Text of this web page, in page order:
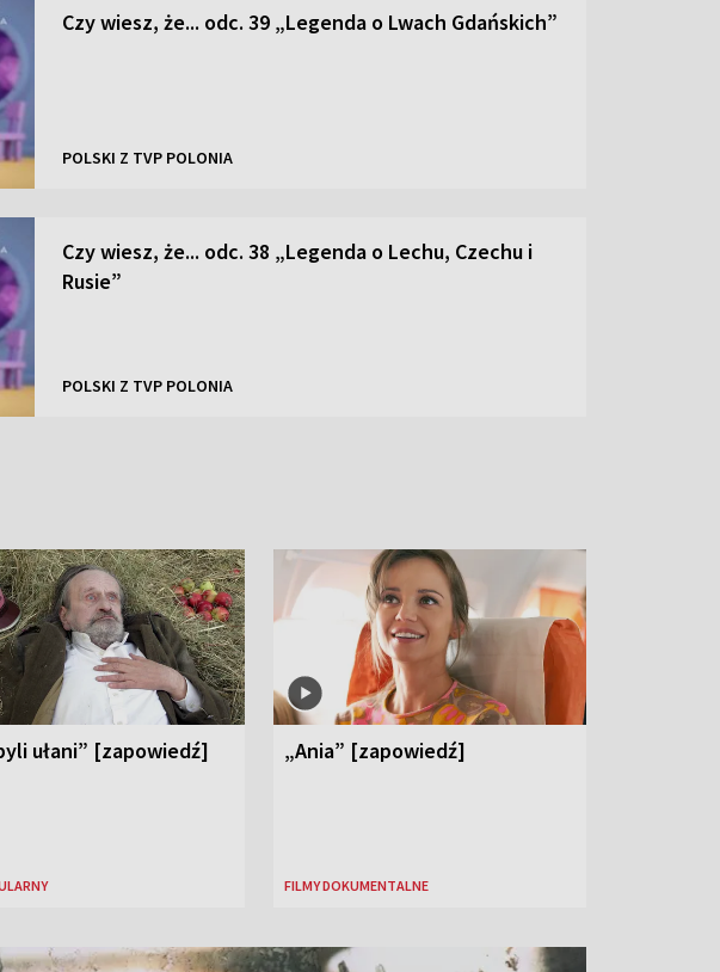
Czy wiesz, że... odc. 39 „Legenda o Lwach Gdańskich”
POLSKI Z TVP POLONIA
Czy wiesz, że... odc. 38 „Legenda o Lechu, Czechu i
Rusie”
POLSKI Z TVP POLONIA
ułani” [zapowiedź] „Ania” [zapowiedź]
FILMY DOKUMENTALNE